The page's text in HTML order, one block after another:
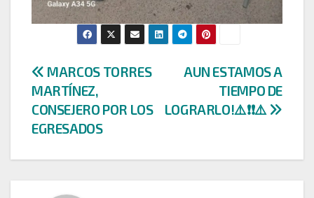
Navegación
de
entradas
AUN ESTAMOS A
TIEMPO DE
LOGRARLO!⚠️❗❗⚠️
MARCOS TORRES
MARTÍNEZ,
CONSEJERO POR LOS
EGRESADOS